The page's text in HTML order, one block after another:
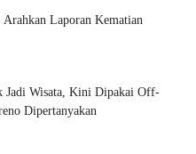
Laporan Kematian
Jadi Wisata, Kini Dipakai Off-
Dipertanyakan